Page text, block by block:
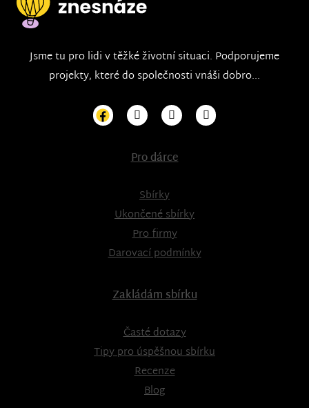
Jsme tu pro lidi v těžké životní situaci. Podporujeme
projekty, které do společnosti vnáši dobro...
Pro dárce
Sbírky
Ukončené sbírky
Pro firmy
Darovací podmínky
Zakládám sbírku
Časté dotazy
Tipy pro úspěšnou sbírku
Recenze
Blog